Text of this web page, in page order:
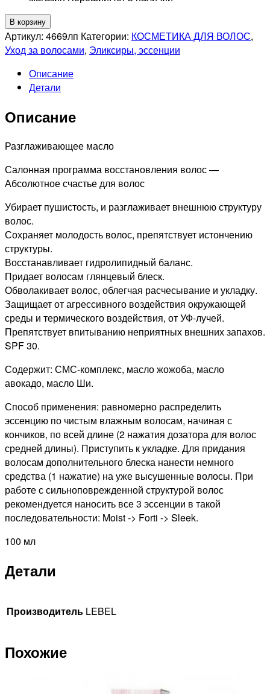
Количество
товара
LEBEL
IAU
ESSENCE
Эссенция
волос,
В корзину
Артикул: 4669лп Категории: КОСМЕТИКА ДЛЯ ВОЛОС,
Уход за волосами, Эликсиры, эссенции
Описание
Детали
Описание
Разглаживающее масло
Салонная программа восстановления волос —
Абсолютное счастье для волос
Убирает пушистость, и разглаживает внешнюю структуру
волос.
Сохраняет молодость волос, препятствует истончению
структуры.
Восстанавливает гидролипидный баланс.
Придает волосам глянцевый блеск.
Обволакивает волос, облегчая расчесывание и укладку.
Защищает от агрессивного воздействия окружающей
среды и термического воздействия, от УФ-лучей.
Препятствует впитыванию неприятных внешних запахов.
SPF 30.
Содержит: СМС-комплекс, масло жожоба, масло
авокадо, масло Ши.
Способ применения: равномерно распределить
эссенцию по чистым влажным волосам, начиная с
кончиков, по всей длине (2 нажатия дозатора для волос
средней длины). Приступить к укладке. Для придания
волосам дополнительного блеска нанести немного
средства (1 нажатие) на уже высушенные волосы. При
работе с сильноповрежденной структурой волос
рекомендуется наносить все 3 эссенции в такой
последовательности: Moist -> Forti -> Sleek.
100 мл
Детали
Производитель LEBEL
Похожие